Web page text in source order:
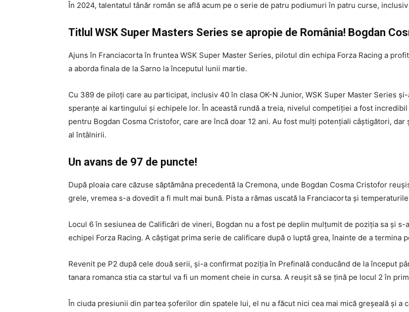
În 2024, talentatul tânăr român se află acum pe o serie de patru podiumuri în patru curse,
Titlul WSK Super Masters Series se apropie de România! Bogdan
Ajuns în Franciacorta în fruntea WSK Super Master Series, pilotul din echipa Forza Racing a
a aborda finala de la Sarno la începutul lunii martie.
Cu 389 de piloți care au participat, inclusiv 40 în clasa OK-N Junior, WSK Super Master Series
speranțe ai kartingului și echipele lor. În această rundă a treia, nivelul competiției a fost
pentru Bogdan Cosma Cristofor, care are încă doar 12 ani. Au fost mulți potențiali câștigători,
al întâlnirii.
Un avans de 97 de puncte!
După ploaia care căzuse săptămâna precedentă la Cremona, unde Bogdan Cosma Cristofor
grele, vremea s-a dovedit a fi mult mai bună. Pista a rămas uscată la Franciacorta și
Locul 6 în sesiunea de Calificări de vineri, Bogdan nu a fost pe deplin mulțumit de poziția sa și
echipei Forza Racing. A câștigat prima serie de calificare după o luptă grea, înainte de a termina
Revenit pe P2 după cele două serii, și-a confirmat poziția în Prefinală conducând de la început
tanara romanca stia ca startul va fi un moment cheie in cursa. A reușit să se țină pe locul 2 în
În ciuda presiunii din partea șoferilor din spatele lui, el nu a făcut nici cea mai mică greșeală și a